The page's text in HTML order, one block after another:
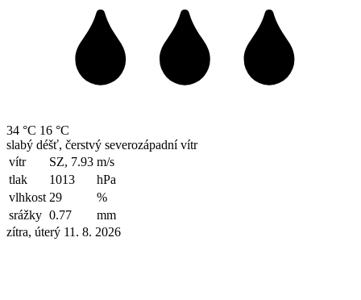
34 °C 16 °C
slabý déšť, čerstvý severozápadní vítr
vítr
SZ, 7.93 m/s
tlak
1013
hPa
vlhkost 29
%
srážky 0.77
mm
zítra, úterý 11. 8. 2026